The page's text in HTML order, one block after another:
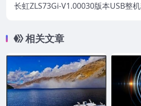
长虹ZLS73Gi-V1.00030版本USB整
相关文章